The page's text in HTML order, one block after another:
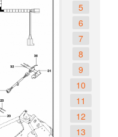
5
6
7
8
9
10
11
12
13